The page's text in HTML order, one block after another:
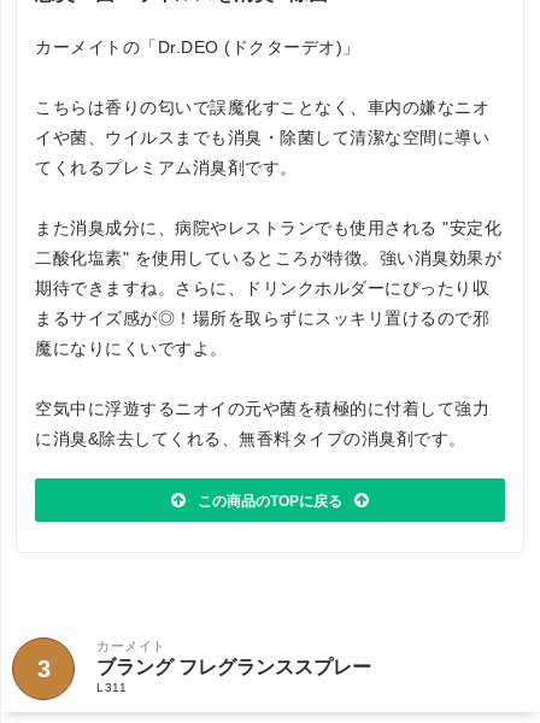
カーメイトの「Dr.DEO (ドクターデオ)」
こちらは香りの匂いで誤魔化すことなく、車内の嫌なニオ
イや菌、ウイルスまでも消臭・除菌して清潔な空間に導い
てくれるプレミアム消臭剤です。
また消臭成分に、病院やレストランでも使用される "安定化
二酸化塩素" を使用しているところが特徴。強い消臭効果が
期待できますね。さらに、ドリンクホルダーにぴったり収
まるサイズ感が◎！場所を取らずにスッキリ置けるので邪
魔になりにくいですよ。
空気中に浮遊するニオイの元や菌を積極的に付着して強力
に消臭&除去してくれる、無香料タイプの消臭剤です。
この商品のTOPに戻る
3
カーメイト
ブラング フレグランススプレー
L311